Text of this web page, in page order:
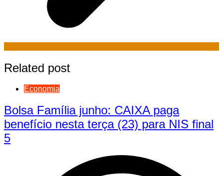
Related post
Economia
Bolsa Família junho: CAIXA paga
benefício nesta terça (23) para NIS final
5